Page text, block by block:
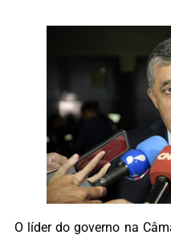
O líder do governo na